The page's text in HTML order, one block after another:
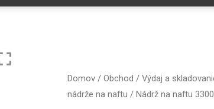
Domov/ Obchod / Výdaj a
nádrže na naftu / Nádrž na naftu